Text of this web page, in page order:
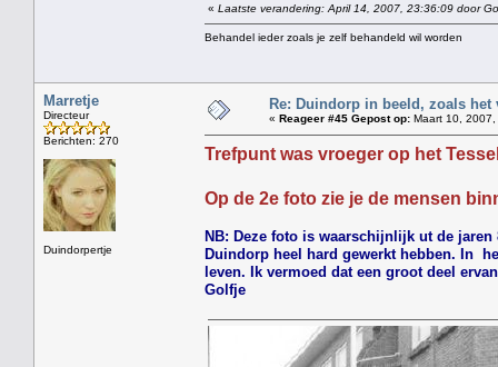
« Laatste verandering: April 14, 2007, 23:36:09 door
Behandel ieder zoals je zelf behandeld wil worden
Marretje
Directeur
Berichten: 270
Duindorpertje
Re: Duindorp in beeld, zoals het
« Reageer #45 Gepost op: Maart 10,
Trefpunt was vroeger op het
Op de 2e foto zie je de mensen
NB: Deze foto is waarschijnlijk ut de
Duindorp heel hard gewerkt hebben. In
leven. Ik vermoed dat een groot deel
Golfje